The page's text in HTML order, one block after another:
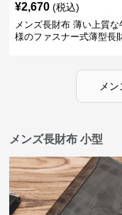
¥2,670 (税込)
メンズ長財布 薄い上質な
様のファスナー式薄型長
メ
メンズ長財布 小型